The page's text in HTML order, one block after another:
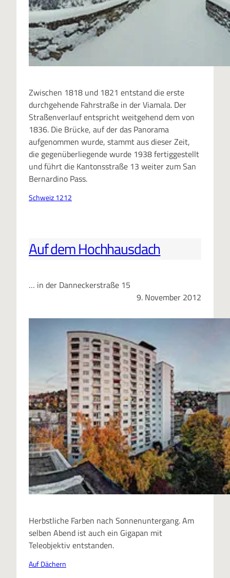
Zwischen 1818 und 1821 entstand die erste
durchgehende Fahrstraße in der Viamala. Der
Straßenverlauf entspricht weitgehend dem von
1836. Die Brücke, auf der das Panorama
aufgenommen wurde, stammt aus dieser Zeit,
die gegenüberliegende wurde 1938 fertiggestellt
und führt die Kantonsstraße 13 weiter zum San
Bernardino Pass.
Schweiz 1212
Auf dem Hochhausdach
… in der Danneckerstraße 15
9. November 2012
Herbstliche Farben nach Sonnenuntergang. Am
selben Abend ist auch ein Gigapan mit
Teleobjektiv entstanden.
Auf Dächern